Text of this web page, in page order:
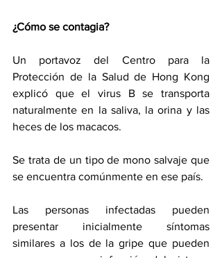
¿Cómo se contagia?
Un portavoz del Centro para la
Protección de la Salud de Hong Kong
explicó que el virus B se transporta
naturalmente en la saliva, la orina y las
heces de los macacos.
Se trata de un tipo de mono salvaje que
se encuentra comúnmente en ese país.
Las personas infectadas pueden
presentar inicialmente síntomas
similares a los de la gripe que pueden
progresar a una infección del sistema